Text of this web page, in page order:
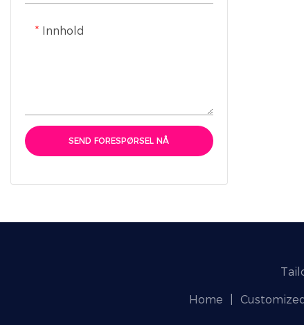
Innhold
SEND FORESPØRSEL NÅ
Home Customized